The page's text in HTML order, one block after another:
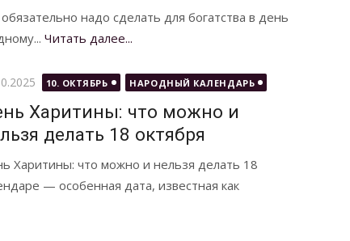
надо сделать для богатства в день
Читать далее...
10. ОКТЯБРЬ НАРОДНЫЙ КАЛЕНДАРЬ
Харитины: что можно и
делать 18 октября
Харитины: что можно и нельзя делать 18
— особенная дата, известная как